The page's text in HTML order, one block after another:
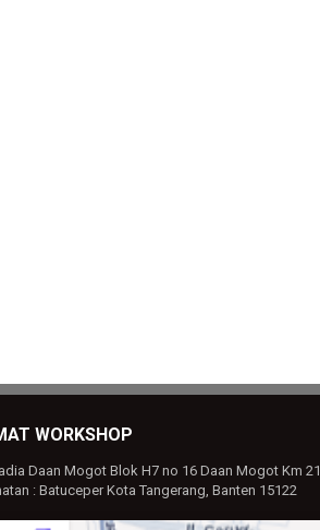
WORKSHOP
Daan Mogot Blok H7 no 16 Daan Mogot Km 21.
: Batuceper Kota Tangerang, Banten 15122